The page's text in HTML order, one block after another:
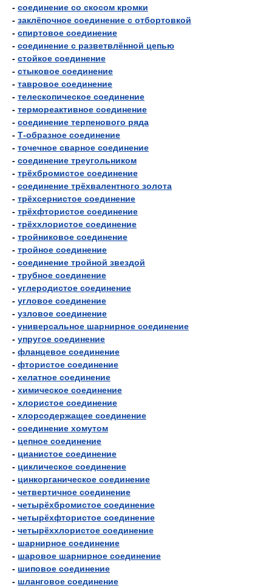
- соединение со скосом кромки
- заклёпочное соединение с отбортовкой
- спиртовое соединение
- соединение с разветвлённой цепью
- стойкое соединение
- стыковое соединение
- тавровое соединение
- телескопическое соединение
- термореактивное соединение
- соединение терпенового ряда
- Т-образное соединение
- точечное сварное соединение
- соединение треугольником
- трёхбромистое соединение
- соединение трёхвалентного золота
- трёхсернистое соединение
- трёхфтористое соединение
- трёххлористое соединение
- тройниковое соединение
- тройное соединение
- соединение тройной звездой
- трубное соединение
- углеродистое соединение
- угловое соединение
- узловое соединение
- универсальное шарнирное соединение
- упругое соединение
- фланцевое соединение
- фтористое соединение
- хелатное соединение
- химическое соединение
- хлористое соединение
- хлорсодержащее соединение
- соединение хомутом
- цепное соединение
- цианистое соединение
- циклическое соединение
- цинкорганическое соединение
- четвертичное соединение
- четырёхбромистое соединение
- четырёхфтористое соединение
- четырёххлористое соединение
- шарнирное соединение
- шаровое шарнирное соединение
- шиповое соединение
- шланговое соединение